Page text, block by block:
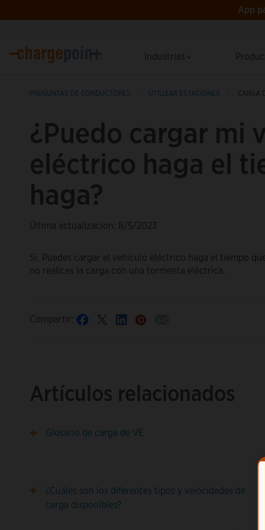
App
Industrias
PREGUNTAS DE CONDUCTORES UTILIZAR ESTACIONES CARGA
¿Puedo cargar mi
eléctrico haga el
haga?
Última actualización: 8/5/2023
Sí. Puedes cargar el vehículo eléctrico haga el tiempo
no realices la carga con una tormenta eléctrica.
Compartir:
Artículos relacionados
Glosario de carga de VE
¿Cuáles son los diferentes tipos y velocidades de
carga disponibles?